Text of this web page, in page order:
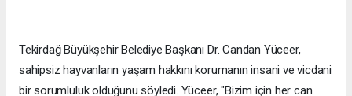
Tekirdağ Büyükşehir Belediye Başkanı Dr. Candan Yüceer,
sahipsiz hayvanların yaşam hakkını korumanın insani ve vicdani
bir sorumluluk olduğunu söyledi. Yüceer, "Bizim için her can